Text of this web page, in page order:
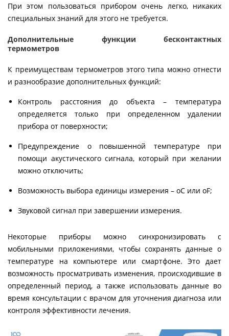
При этом пользоваться прибором очень легко, никаких
специальных знаний для этого не требуется.
Дополнительные функции бесконтактных
термометров
К преимуществам термометров этого типа можно отнести
и разнообразие дополнительных функций:
Контроль расстояния до объекта – температура
определяется только при определенном удалении
прибора от поверхности;
Предупреждение о повышенной температуре при
помощи акустического сигнала, который при желании
можно отключить;
Возможность выбора единицы измерения – оС или оF;
Звуковой сигнал при завершении измерения.
Некоторые приборы можно синхронизировать с
мобильными приложениями, чтобы сохранять данные о
температуре на компьютере или смартфоне. Это дает
возможность просматривать изменения, происходившие в
определенный период, а также использовать данные во
время консультации с врачом для уточнения диагноза или
контроля эффективности лечения.